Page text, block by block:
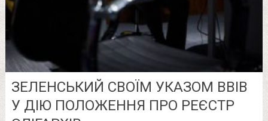
ЗЕЛЕНСЬКИЙ СВОЇМ УКАЗОМ ВВІВ
У ДІЮ ПОЛОЖЕННЯ ПРО РЕЄСТР